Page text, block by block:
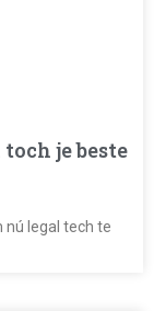
je beste
nú legal tech te